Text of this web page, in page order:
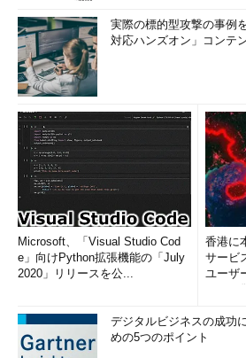
実際の標的型攻撃の事例
対応ハンズオン」コンテ
Microsoft、「Visual Studio Cod
e」向けPython拡張機能の「July
2020」リリースを公...
香港に
サービ
ユーザ
デジタルビジネスの成功
めの5つのポイント